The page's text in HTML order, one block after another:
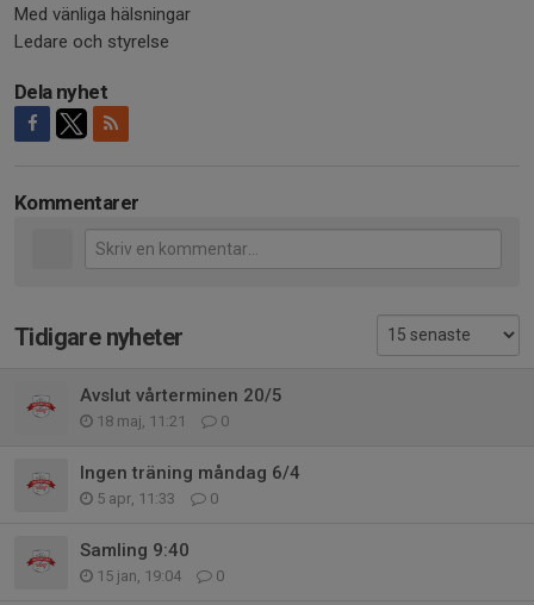
Med vänliga hälsningar
Ledare och styrelse
Dela nyhet
Kommentarer
Tidigare nyheter
Avslut vårterminen 20/5
18 maj, 11:21 0
Ingen träning måndag 6/4
5 apr, 11:33 0
Samling 9:40
15 jan, 19:04 0